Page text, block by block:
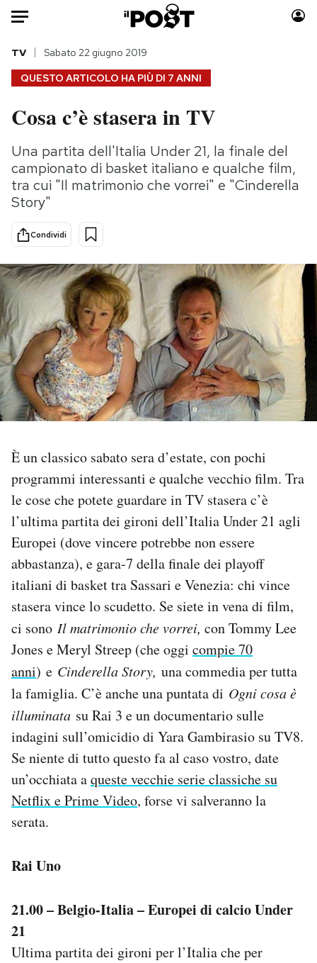
HOME
Italia
Politica
Tecnologia
Internet
Scienza
Cultura
Economia
Sport
Moda
Consumismi
Storie/Idee
Altrecose
Mondiali calcio 2026
PODCAST
NEWSLETTER
SHOP
CALENDARIO
AREA PERSONALE
Area Personale
Newsletter
Notifiche mobile
Regala il Post
Esci
QUESTO ARTICOLO HA PIÙ DI 7 ANNI
TV Sabato 22 giugno 2019
Cosa c’è stasera in TV
Una partita dell'Italia Under 21, la finale del
campionato di basket italiano e qualche film,
tra cui "Il matrimonio che vorrei" e "Cinderella
Story"
Condividi
È un classico sabato sera d’estate, con pochi
programmi interessanti e qualche vecchio film. Tra
le cose che potete guardare in TV stasera c’è
l’ultima partita dei gironi dell’Italia Under 21 agli
Europei (dove vincere potrebbe non essere
abbastanza), e gara-7 della finale dei playoff
italiani di basket tra Sassari e Venezia: chi vince
stasera vince lo scudetto. Se siete in vena di film,
ci sono Il matrimonio che vorrei, con Tommy Lee
Jones e Meryl Streep (che oggi compie 70
anni) e Cinderella Story, una commedia per tutta
la famiglia. C’è anche una puntata di Ogni cosa è
illuminata su Rai 3 e un documentario sulle
indagini sull’omicidio di Yara Gambirasio su TV8.
Se niente di tutto questo fa al caso vostro, date
un’occhiata aqueste vecchie serie classiche su
Netflix e Prime Video, forse vi salveranno la
serata.
Rai Uno
21.00 – Belgio-Italia – Europei di calcio Under
21
Ultima partita dei gironi per l’Italia che per